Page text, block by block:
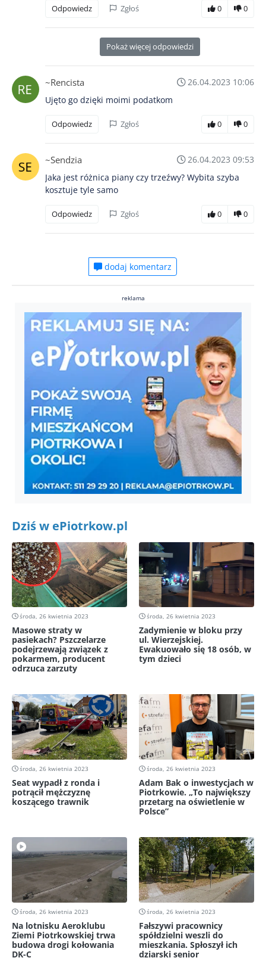
Odpowiedz Zgłoś 0 0
Pokaż więcej odpowiedzi
~Rencista
26.04.2023 10:06
Ujęto go dzięki moimi podatkom
Odpowiedz Zgłoś 0 0
~Sendzia
26.04.2023 09:53
Jaka jest różnica piany czy trzeźwy? Wybita szyba
kosztuje tyle samo
Odpowiedz Zgłoś 0 0
dodaj komentarz
reklama
Dziś w ePiotrkow.pl
środa, 26 kwietnia 2023
Masowe straty w
pasiekach? Pszczelarze
podejrzewają związek z
pokarmem, producent
odrzuca zarzuty
środa, 26 kwietnia 2023
Zadymienie w bloku przy
ul. Wierzejskiej.
Ewakuowało się 18 osób, w
tym dzieci
środa, 26 kwietnia 2023
Seat wypadł z ronda i
potrącił mężczyznę
koszącego trawnik
środa, 26 kwietnia 2023
Adam Bak o inwestycjach w
Piotrkowie. „To największy
przetarg na oświetlenie w
Polsce”
środa, 26 kwietnia 2023
Na lotnisku Aeroklubu
Ziemi Piotrkowskiej trwa
budowa drogi kołowania
DK-C
środa, 26 kwietnia 2023
Fałszywi pracownicy
spółdzielni weszli do
mieszkania. Spłoszył ich
dziarski senior